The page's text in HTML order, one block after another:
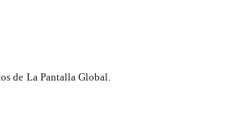
de La Pantalla Global.